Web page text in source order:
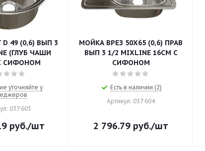
49 (0,6) ВЫП 3
(ГЛУБ ЧАШИ
СИФОНОМ
уточняйте у
037 605
руб./шт
МОЙКА ВРЕЗ 50Х65 (0,6) ПРАВ
ВЫП 3 1/2 MIXLINE 16СМ С
СИФОНОМ
Есть в наличии (2)
Артикул: 037 604
2 796.79 руб./шт